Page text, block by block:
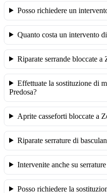
Posso richiedere un
Quanto costa un intervento
Riparate serrande bloccate a
Effettuate la sostituzione di
Predosa?
Aprite casseforti bloccate a
Riparate serrature di
Intervenite anche su
Posso richiedere la